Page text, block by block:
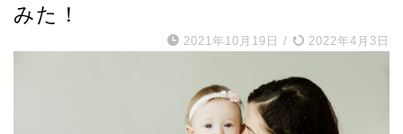
みた！
2021年10月19日 / 2022年4月3日